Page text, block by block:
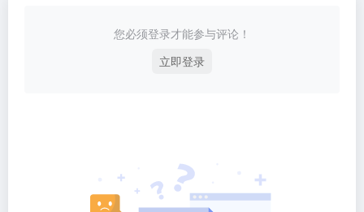
您必须登录才能参与评论！
立即登录